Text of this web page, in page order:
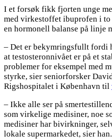
I et forsøk fikk fjorten unge
med virkestoffet ibuprofen i
en hormonell balanse på linje
– Det er bekymringsfullt fordi
at testosteronnivået er på et
problemer for eksempel med
styrke, sier seniorforsker
Rigshospitalet i København til
– Ikke alle ser på
som virkelige medisiner, noe
medisiner har bivirkninger,
lokale supermarkedet, sier han.